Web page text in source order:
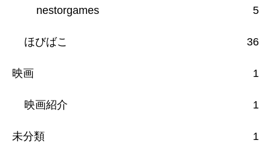
nestorgames 5
ほびばこ 36
映画 1
映画紹介 1
未分類 1